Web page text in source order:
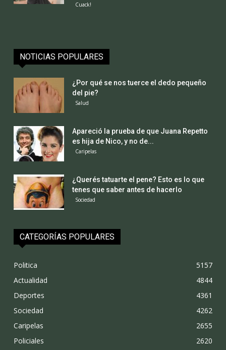
Cuack!
NOTICIAS POPULARES
¿Por qué se nos tuerce el dedo pequeño
del pie?
Salud
Apareció la prueba de que Juana Repetto
es hija de Nico, y no de...
Caripelas
¿Querés tatuarte el pene? Esto es lo que
tenes que saber antes de hacerlo
Sociedad
CATEGORÍAS POPULARES
Politica
5157
Actualidad
4844
Deportes
4361
Sociedad
4262
Caripelas
2655
Policiales
2620